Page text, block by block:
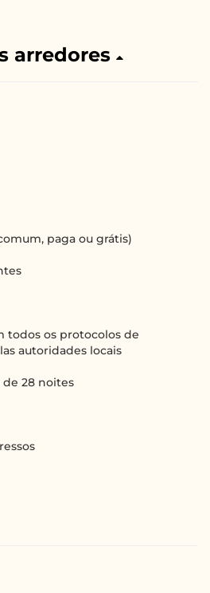
arredores
paga ou grátis)
todos os protocolos de
autoridades locais
28 noites